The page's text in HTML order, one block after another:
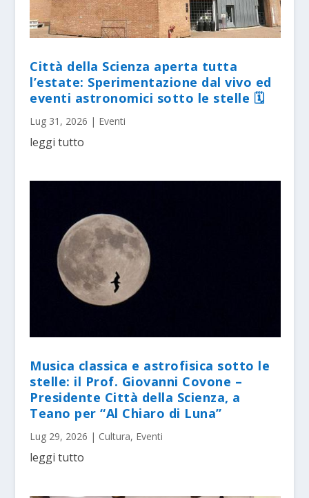
Città della Scienza aperta tutta
l’estate: Sperimentazione dal vivo ed
eventi astronomici sotto le stelle 🗓
Lug 31, 2026 | Eventi
leggi tutto
Musica classica e astrofisica sotto le
stelle: il Prof. Giovanni Covone –
Presidente Città della Scienza, a
Teano per “Al Chiaro di Luna”
Lug 29, 2026 | Cultura, Eventi
leggi tutto